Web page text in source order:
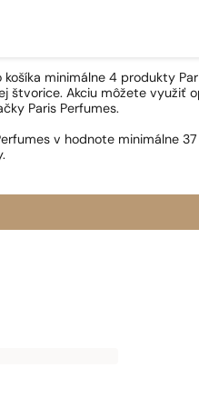
košíka minimálne 4 produkty
štvorice. Akciu môžete využiť
Paris Perfumes.
v hodnote minimálne